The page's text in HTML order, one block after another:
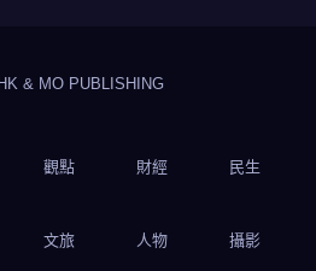
& MO PUBLISHING
觀點 財經 民生
文旅 人物 攝影